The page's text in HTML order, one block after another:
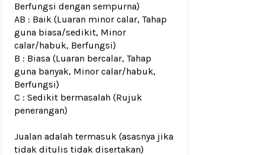
Berfungsi dengan sempurna)
AB : Baik (Luaran minor calar, Tahap
guna biasa/sedikit, Minor
calar/habuk, Berfungsi)
B : Biasa (Luaran bercalar, Tahap
guna banyak, Minor calar/habuk,
Berfungsi)
C : Sedikit bermasalah (Rujuk
penerangan)
Jualan adalah termasuk (asasnya jika
tidak ditulis tidak disertakan)